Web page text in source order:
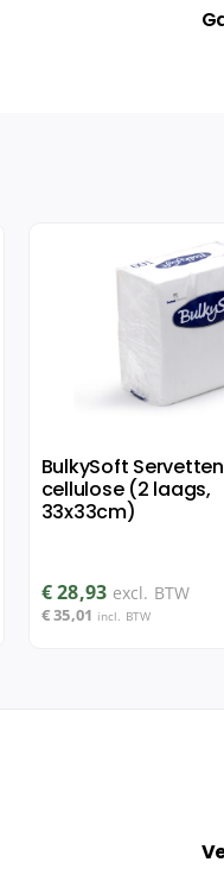
BulkySoft
cellulose (2 laags,
33x33cm)
€28,93 excl. BTW
€35,01 incl. BTW